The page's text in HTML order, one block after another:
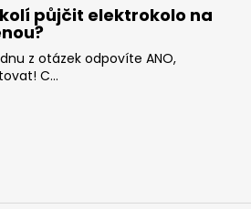
půjčit elektrokolo na
z otázek odpovíte ANO,
C...